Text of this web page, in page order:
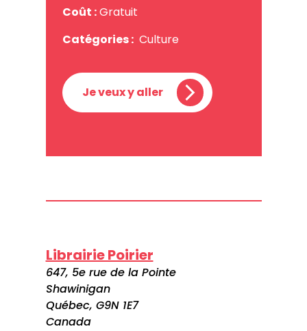
Coût :Gratuit
Catégories : Culture
Je veux y aller
Librairie Poirier
647, 5e rue de la Pointe
Shawinigan
Québec, G9N 1E7
Canada